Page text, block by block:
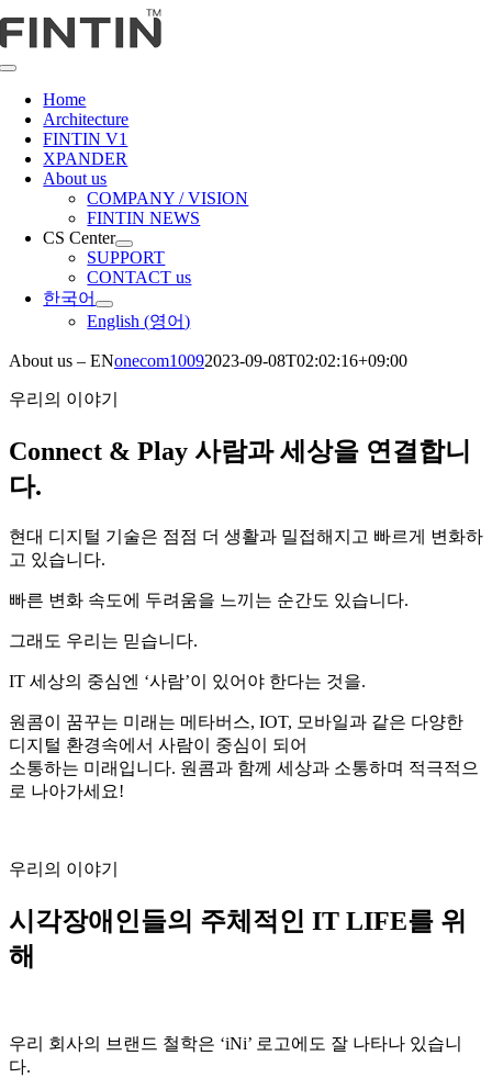
콘
텐
츠
Toggle
NavigationHome
Architecture
FINTIN V1
XPANDER
About us
COMPANY / VISION
FINTIN NEWS
CS Center
SUPPORT
CONTACT us
한국어
English (영어)
About us – ENonecom10092023-09-08T02:02:16+09:00
우리의 이야기
Connect & Play 사람과 세상을 연결합니
다.
현대 디지털 기술은 점점 더 생활과 밀접해지고 빠르게 변화하
고 있습니다.
빠른 변화 속도에 두려움을 느끼는 순간도 있습니다.
그래도 우리는 믿습니다.
IT 세상의 중심엔 ‘사람’이 있어야 한다는 것을.
원콤이 꿈꾸는 미래는 메타버스, IOT, 모바일과 같은 다양한
디지털 환경속에서 사람이 중심이 되어
소통하는 미래입니다. 원콤과 함께 세상과 소통하며 적극적으
로 나아가세요!
우리의 이야기
시각장애인들의 주체적인 IT LIFE를 위
해
우리 회사의 브랜드 철학은 ‘iNi’ 로고에도 잘 나타나 있습니
다.